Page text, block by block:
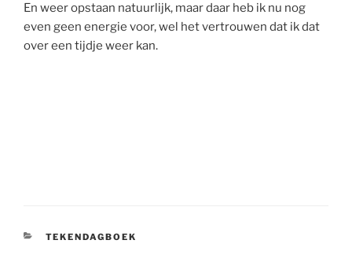
En weer opstaan natuurlijk, maar daar heb ik nu nog
even geen energie voor, wel het vertrouwen dat ik dat
over een tijdje weer kan.
CATEGORIEËN
TEKENDAGBOEK